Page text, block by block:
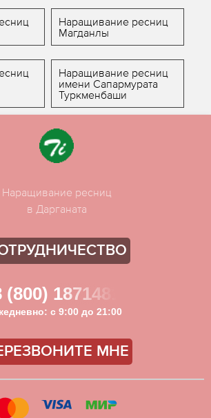
Наращивание ресниц
Магданлы
Наращивание ресниц
имени Сапармурата
Туркменбаши
Наращивание ресниц
в Дарганата
(800) 1871481
с 9:00 до 21:00
МНЕ